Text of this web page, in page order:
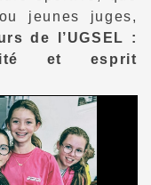
jeunes juges,
de l’UGSEL :
et esprit